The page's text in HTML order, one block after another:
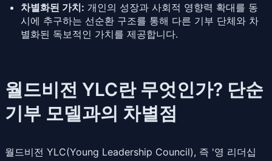
차별화된 가치: 개인의 성장과 사회적 영향력 확대를 동
시에 추구하는 선순환 구조를 통해 다른 기부 단체와 차
별화된 독보적인 가치를 제공합니다.
월드비전 YLC란 무엇인가? 단순
기부 모델과의 차별점
월드비전 YLC(Young Leadership Council), 즉 '영 리더십